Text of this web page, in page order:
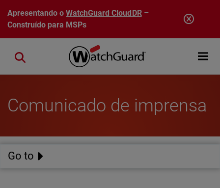
Pular para o conteúdo principal
Apresentando oWatchGuard CloudDR–
Construído para MSPs
Open
Close search
Comunicado de imprensa
Go to